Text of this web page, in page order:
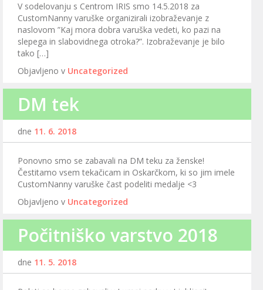
V sodelovanju s Centrom IRIS smo 14.5.2018 za
CustomNanny varuške organizirali izobraževanje z
naslovom ”Kaj mora dobra varuška vedeti, ko pazi na
slepega in slabovidnega otroka?”. Izobraževanje je bilo
tako […]
Objavljeno v Uncategorized
DM tek
dne 11. 6. 2018
Ponovno smo se zabavali na DM teku za ženske!
Čestitamo vsem tekačicam in Oskarčkom, ki so jim imele
CustomNanny varuške čast podeliti medalje <3
Objavljeno v Uncategorized
Počitniško varstvo 2018
dne 11. 5. 2018